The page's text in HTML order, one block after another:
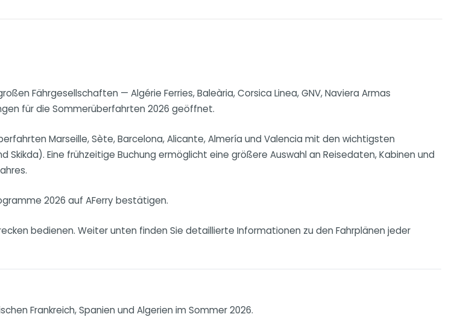
Fährgesellschaften — Algérie Ferries, Baleària, Corsica Linea, GNV, Naviera Armas
für die Sommerüberfahrten 2026 geöffnet.
Marseille, Sète, Barcelona, Alicante, Almería und Valencia mit den wichtigsten
Skikda). Eine frühzeitige Buchung ermöglicht eine größere Auswahl an Reisedaten, Kabinen und
2026 auf AFerry bestätigen.
bedienen. Weiter unten finden Sie detaillierte Informationen zu den Fahrplänen jeder
Frankreich, Spanien und Algerien im Sommer 2026.